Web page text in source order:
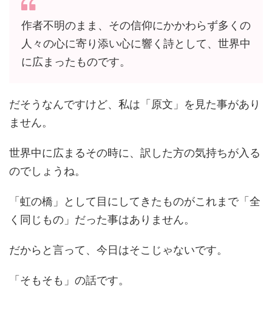
作者不明のまま、その信仰にかかわらず多くの
人々の心に寄り添い心に響く詩として、世界中
に広まったものです。
だそうなんですけど、私は「原文」を見た事があり
ません。
世界中に広まるその時に、訳した方の気持ちが入る
のでしょうね。
「虹の橋」として目にしてきたものがこれまで「全
く同じもの」だった事はありません。
だからと言って、今日はそこじゃないです。
「そもそも」の話です。